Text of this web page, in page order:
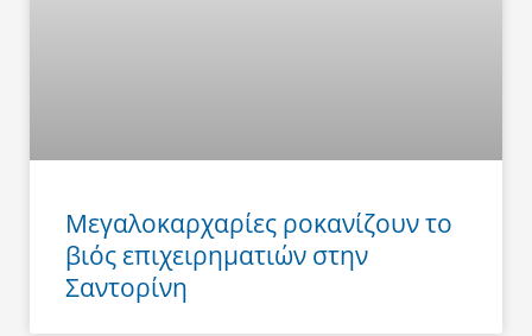
Μεγαλοκαρχαρίες ροκανίζουν το
βιός επιχειρηματιών στην
Σαντορίνη